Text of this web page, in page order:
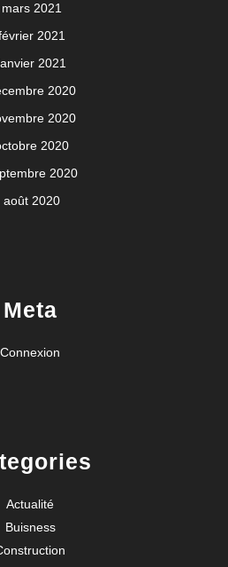
mars 2021
2021
2021
2020
2020
2020
2020
août 2020
Meta
Connexion
Actualité
Buisness